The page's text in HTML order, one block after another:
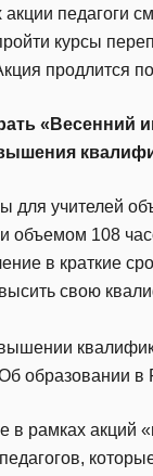
педагоги
курсы
продлится
«Весенний
для учителей
объемом 108
в краткие
свою
образовании в
в рамках акций